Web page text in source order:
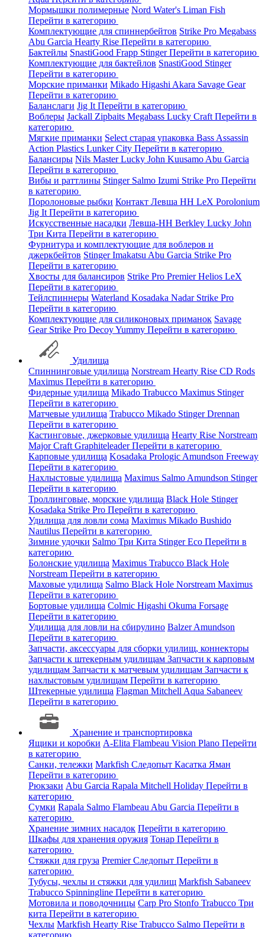
Мормышки полимерные Nord Water's Liman Fish
Перейти в категорию
Комплектующие для спиннербейтов Strike Pro Megabass
Abu Garcia Hearty Rise Перейти в категорию
Бактейлы SnastiGood Frapp StingerПерейти в категорию
Комплектующие для бактейлов SnastiGood Stinger
Перейти в категорию
Морские приманки Mikado Higashi Akara Savage Gear
Перейти в категорию
Баланслаги Jig It Перейти в категорию
Воблеры Jackall Zipbaits Megabass Lucky Craft Перейти в
категорию
Мягкие приманки Select старая упаковка Bass Assassin
Action Plastics Lunker City Перейти в категорию
Балансиры Nils MasterLucky John Kuusamo Abu Garcia
Перейти в категорию
Вибы и раттлины Stinger Salmo Izumi Strike Pro Перейти
в категорию
Поролоновые рыбки Контакт Левша НН LeX Porolonium
Jig It Перейти в категорию
Искусственные насадки Левша-НН Berkley Lucky John
Три Кита Перейти в категорию
Фурнитура и комплектующие для воблеров и
джеркбейтов StingerImakatsu Abu Garcia Strike Pro
Перейти в категорию
Хвосты для балансиров Strike Pro PremierHelios LeX
Перейти в категорию
Тейлспиннеры Waterland Kosadaka Nadar Strike Pro
Перейти в категорию
Комплектующие для силиконовых приманок Savage
Gear Strike Pro DecoyYummy Перейти в категорию
Удилища
Спиннинговые удилища Norstream Hearty Rise CD Rods
Maximus Перейти в категорию
Фидерные удилища Mikado Trabucco Maximus Stinger
Перейти в категорию
Матчевые удилища Trabucco Mikado StingerDrennan
Перейти в категорию
Кастинговые, джерковые удилища Hearty Rise Norstream
Major Craft GraphiteleaderПерейти в категорию
Карповые удилища Kosadaka Prologic Amundson Freeway
Перейти в категорию
Нахлыстовые удилища Maximus Salmo Amundson Stinger
Перейти в категорию
Троллинговые, морские удилища Black Hole Stinger
Kosadaka Strike Pro Перейти в категорию
Удилища для ловли сома Maximus Mikado Bushido
Nautilus Перейти в категорию
Зимние удочки Salmo Три Кита StingerEco Перейти в
категорию
Болонские удилища Maximus Trabucco Black Hole
Norstream Перейти в категорию
Маховые удилища Salmo Black Hole Norstream Maximus
Перейти в категорию
Бортовые удилища Colmic Higashi Okuma Forsage
Перейти в категорию
Удилища для ловли на сбирулино BalzerAmundson
Перейти в категорию
Запчасти, аксессуары для сборки удилищ, коннекторы
Запчасти к штекерным удилищам Запчасти к карповым
удилищам Запчасти к матчевым удилищам Запчасти к
нахлыстовым удилищам Перейти в категорию
Штекерные удилища Flagman Mitchell Aqua Sabaneev
Перейти в категорию
Хранение и транспортировка
Ящики и коробки A-Elita Flambeau Vision Plano Перейти
в категорию
Санки, тележки Markfish Следопыт Касатка Яман
Перейти в категорию
Рюкзаки Abu Garcia Rapala Mitchell Holiday Перейти в
категорию
Сумки Rapala Salmo Flambeau Abu Garcia Перейти в
категорию
Хранение зимних насадок Перейти в категорию
Шкафы для хранения оружия Тонар Перейти в
категорию
Стяжки для груза PremierСледопыт Перейти в
категорию
Тубусы, чехлы и стяжки для удилищ Markfish Sabaneev
Trabucco Spinningline Перейти в категорию
Мотовила и поводочницы Carp Pro Stonfo Trabucco Три
кита Перейти в категорию
Чехлы Markfish Hearty Rise Trabucco Salmo Перейти в
категорию